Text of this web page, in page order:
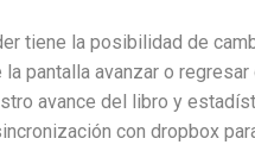
tiene la posibilidad de
pantalla avanzar o
avance del libro y
con dropbox